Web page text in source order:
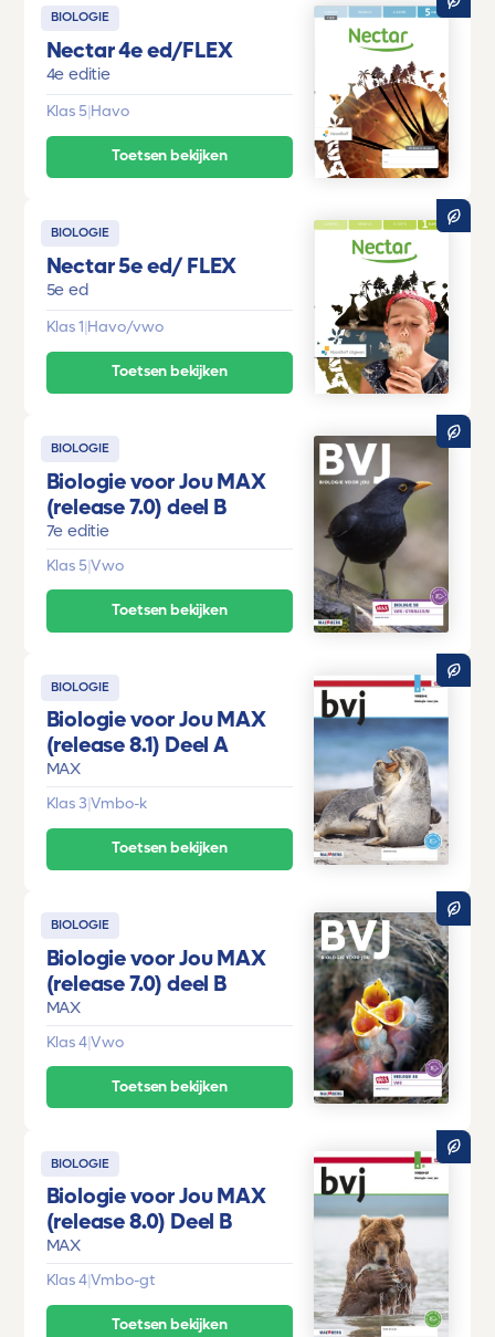
BIOLOGIE
Nectar 4e ed/FLEX
4e editie
Klas 5|Havo
Toetsen bekijken
BIOLOGIE
Nectar 5e ed/ FLEX
5e ed
Klas 1|Havo/vwo
Toetsen bekijken
BIOLOGIE
Biologie voor Jou MAX
(release 7.0) deel B
7e editie
Klas 5|Vwo
Toetsen bekijken
BIOLOGIE
Biologie voor Jou MAX
(release 8.1) Deel A
MAX
Klas 3|Vmbo-k
Toetsen bekijken
BIOLOGIE
Biologie voor Jou MAX
(release 7.0) deel B
MAX
Klas 4|Vwo
Toetsen bekijken
BIOLOGIE
Biologie voor Jou MAX
(release 8.0) Deel B
MAX
Klas 4|Vmbo-gt
Toetsen bekijken